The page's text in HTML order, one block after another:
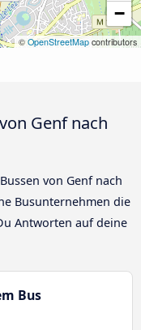
−
©OpenStreetMap contributors
Genf nach
von Genf nach
Busunternehmen die
Antworten auf deine
Bus